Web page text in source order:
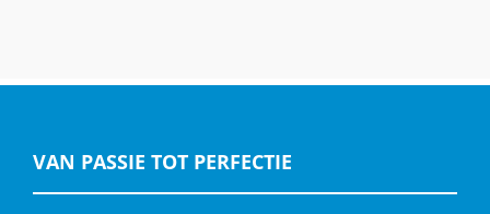
VAN PASSIE TOT PERFECTIE